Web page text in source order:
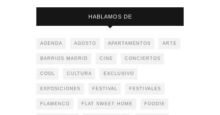
HABLAMOS DE
AGENDA AGOSTO APARTAMENTOS ARTE
BARRIOS MADRID CINE CONCIERTOS
COOL CULTURA EXCLUSIVO
EXPOSICIONES FESTIVAL FESTIVALES
FLAMENCO FLAT SWEET HOME FOODIE